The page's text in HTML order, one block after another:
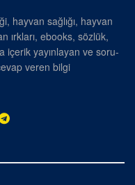
hayvan sağlığı, hayvan
ırkları, ebooks, sözlük,
içerik yayınlayan ve soru-
veren bilgi